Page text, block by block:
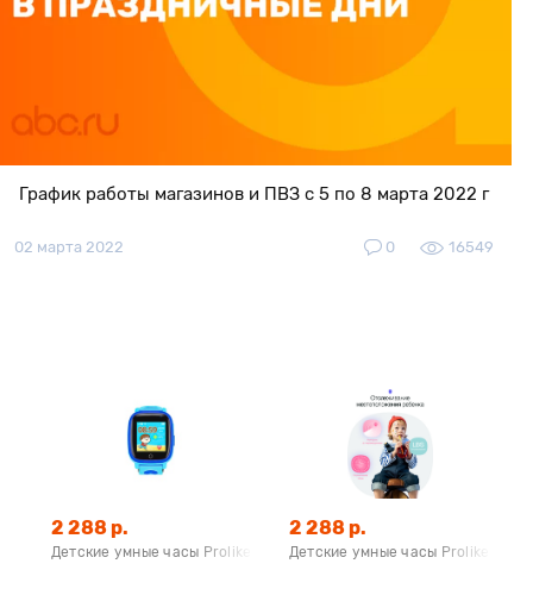
График работы магазинов и ПВЗ с 5 по 8 марта 2022 г
02 марта 2022 0 16549
2 288 р.
Детские умные часы Prolike PLSW11BL, голубые
2 288 р.
Детские умные часы Prolike